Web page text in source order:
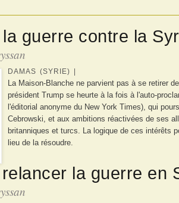
guerre contre la
DAMAS (SYRIE) |
La Maison-Blanche ne parvient pas à se retirer
président Trump se heurte à la fois à l'auto-
l'éditorial anonyme du New York Times), qui
Cebrowski, et aux ambitions réactivées de ses
britanniques et turcs. La logique de ces intérêts
lieu de la résoudre.
la guerre en